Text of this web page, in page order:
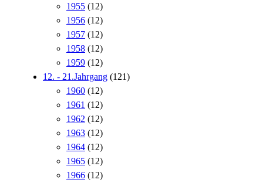
1955 (12)
1956 (12)
1957 (12)
1958 (12)
1959 (12)
12. - 21.Jahrgang (121)
1960 (12)
1961 (12)
1962 (12)
1963 (12)
1964 (12)
1965 (12)
1966 (12)